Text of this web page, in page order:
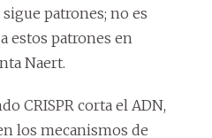
patrones; no es
estos patrones en
Naert.
CRISPR corta el ADN,
los mecanismos de